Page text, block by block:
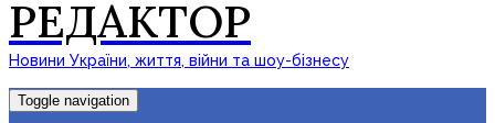
РЕДАКТОР
Новини України, життя, війни та шоу-бізнесу
Toggle navigation